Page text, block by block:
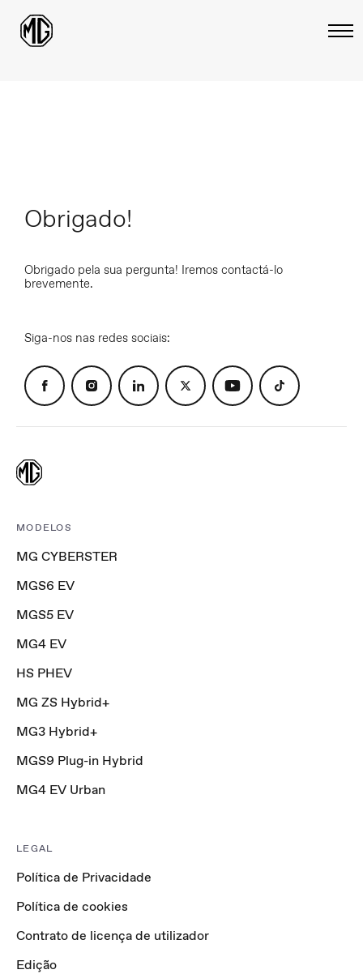
Obrigado!
Obrigado pela sua pergunta! Iremos contactá-lo
brevemente.
Siga-nos nas redes sociais:
MODELOS
MG CYBERSTER
MGS6 EV
MGS5 EV
MG4 EV
HS PHEV
MG ZS Hybrid+
MG3 Hybrid+
MGS9 Plug-in Hybrid
MG4 EV Urban
LEGAL
Política de Privacidade
Política de cookies
Contrato de licença de utilizador
Edição